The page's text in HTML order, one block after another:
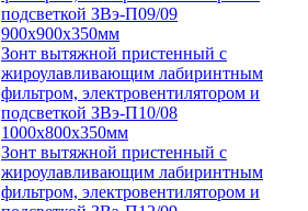
подсветкой ЗВэ-П09/09
900х900х350мм
Зонт вытяжной пристенный с
жироулавливающим лабиринтным
фильтром, электровентилятором и
подсветкой ЗВэ-П10/08
1000х800х350мм
Зонт вытяжной пристенный с
жироулавливающим лабиринтным
фильтром, электровентилятором и